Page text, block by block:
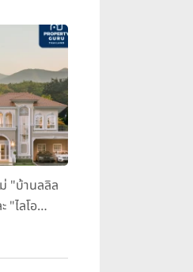
"บ้านลลิล
"ไลโอ
ไตล์